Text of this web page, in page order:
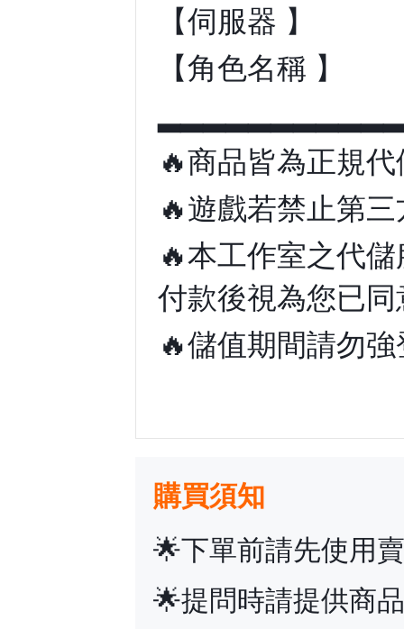
【伺服器 】
【角色名稱 】
🔥商品皆為正規
🔥遊戲若禁止第
🔥本工作室之代
付款後視為您已
🔥儲值期間請勿
購買須知
🌟下單前請先使用
🌟提問時請提供商